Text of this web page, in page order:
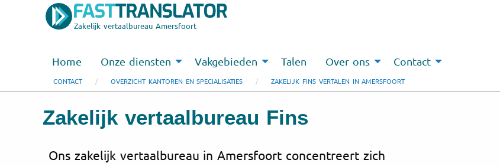
Zakelijk vertaalbureau Amersfoort
Home Onze diensten Vakgebieden Talen Over ons Contact
CONTACT OVERZICHT KANTOREN EN SPECIALISATIES ZAKELIJK FINS VERTALEN IN AMERSFOORT
Zakelijk vertaalbureau Fins
Ons zakelijk vertaalbureau in Amersfoort concentreert zich